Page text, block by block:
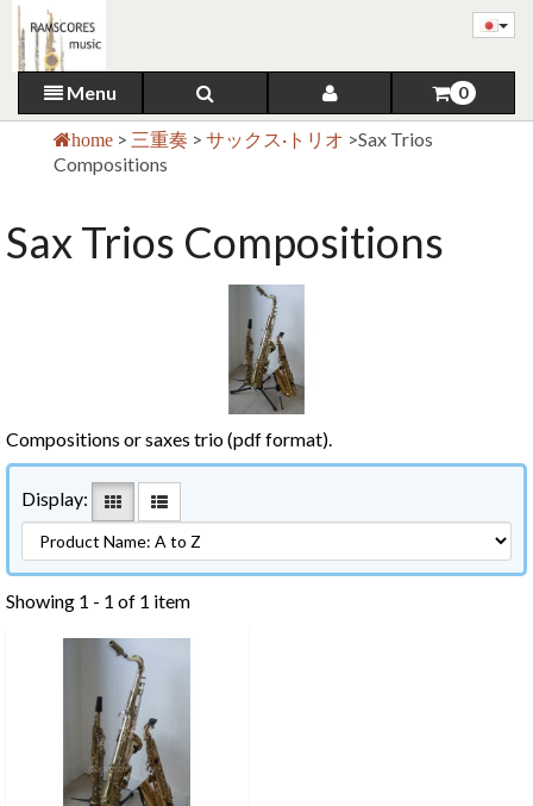
Menu 0
home > 三重奏 > サックス·トリオ >Sax Trios
Compositions
Sax Trios Compositions
Compositions or saxes trio (pdf format).
Display:
Showing 1 - 1 of 1 item